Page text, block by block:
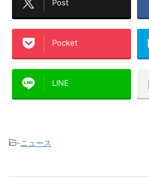
Post
Pocket
LINE
-ニュース